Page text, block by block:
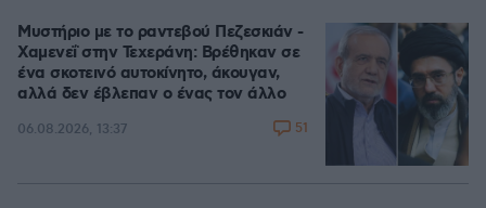
Μυστήριο με το ραντεβού Πεζεσκιάν -
Χαμενεΐ στην Τεχεράνη: Βρέθηκαν σε
ένα σκοτεινό αυτοκίνητο, άκουγαν,
αλλά δεν έβλεπαν ο ένας τον άλλο
06.08.2026, 13:37 51